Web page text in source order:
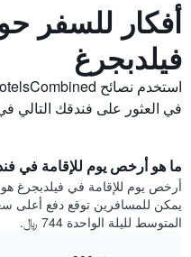
أفكار للسفر
فيلدبجرغ
في العثور على فندقك التالي
ما هو أرخص يوم للإقامة في
يمكن للمسافرين توقع دفع أعلى
المتوسط لليلة الواحدة 744 ﷼.